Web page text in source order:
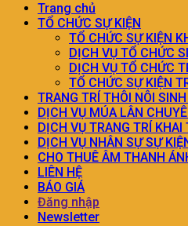
Trang chủ
TỔ CHỨC SỰ KIỆN
TỔ CHỨC SỰ KIỆN
DỊCH VỤ TỔ CHỨC
DỊCH VỤ TỔ CHỨC
TỔ CHỨC SỰ KIỆN
TRANG TRÍ THÔI NÔI
DỊCH VỤ MÚA LÂN
DỊCH VỤ TRANG TRÍ KHAI
DỊCH VỤ NHÂN SỰ SỰ
CHO THUÊ ÂM THANH
LIÊN HỆ
BÁO GIÁ
Đăng nhập
Newsletter